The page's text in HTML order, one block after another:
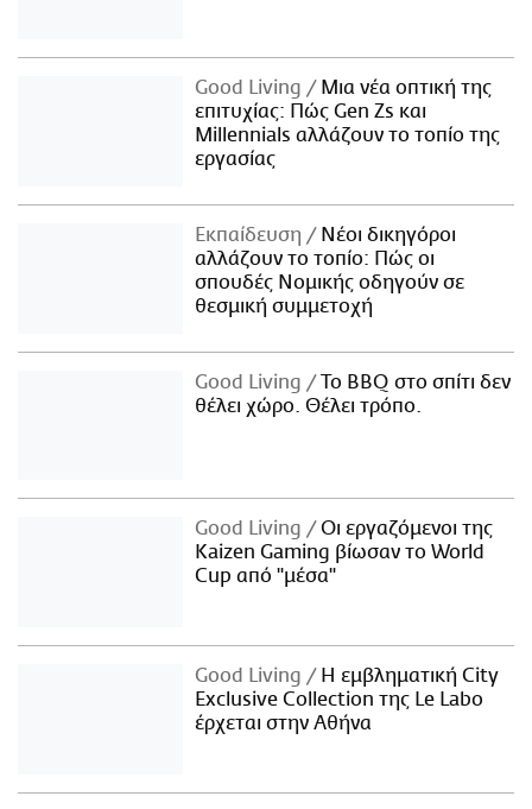
Good Living
Μια νέα οπτική της
επιτυχίας: Πώς Gen Zs και
Millennials αλλάζουν το τοπίο της
εργασίας
Εκπαίδευση
Νέοι δικηγόροι
αλλάζουν το τοπίο: Πώς οι
σπουδές Νομικής οδηγούν σε
θεσμική συμμετοχή
Good Living
Το BBQ στο σπίτι δεν
θέλει χώρο. Θέλει τρόπο.
Good Living
Οι εργαζόμενοι της
Kaizen Gaming βίωσαν το World
Cup από "μέσα"
Good Living
Η εμβληματική City
Exclusive Collection της Le Labo
έρχεται στην Αθήνα